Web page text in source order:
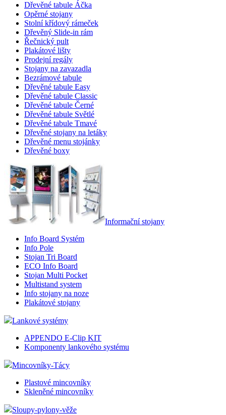
Dřevěné tabule Áčka
Opěrné stojany
Stolní křídový rámeček
Dřevěný Slide-in rám
Řečnický pult
Plakátové lišty
Prodejní regály
Stojany na zavazadla
Bezrámové tabule
Dřevěné tabule Easy
Dřevěné tabule Classic
Dřevěné tabule Černé
Dřevěné tabule Světlé
Dřevěné tabule Tmavé
Dřevěné stojany na letáky
Dřevěné menu stojánky
Dřevěné boxy
Informační stojany
Info Board Systém
Info Pole
Stojan Tri Board
ECO Info Board
Stojan Multi Pocket
Multistand system
Info stojany na noze
Plakátové stojany
Lankové systémy
APPENDO E-Clip KIT
Komponenty lankového systému
Mincovníky-Tácy
Plastové mincovníky
Skleněné mincovníky
Sloupy-pylony-věže